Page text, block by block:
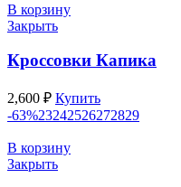
В корзину
Закрыть
Кроссовки Капика
2,600 ₽ Купить
-63%23242526272829
В корзину
Закрыть